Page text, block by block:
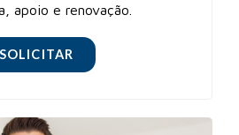
apoio e renovação.
SOLICITAR